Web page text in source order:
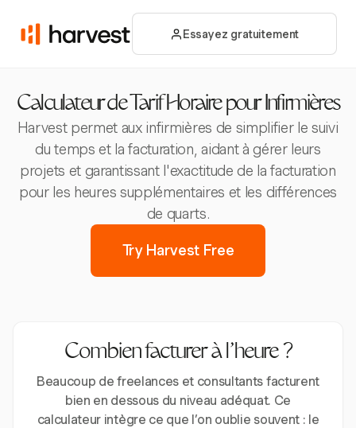
Essayez gratuitement
Calculateur de Tarif Horaire pour Infirmières
Harvest permet aux infirmières de simplifier le suivi
du temps et la facturation, aidant à gérer leurs
projets et garantissant l'exactitude de la facturation
pour les heures supplémentaires et les différences
de quarts.
Try Harvest Free
Combien facturer à l’heure ?
Beaucoup de freelances et consultants facturent
bien en dessous du niveau adéquat. Ce
calculateur intègre ce que l’on oublie souvent : le